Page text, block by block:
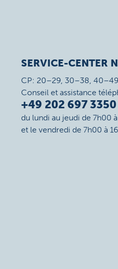
SERVICE-CENTER
CP: 20–29, 30–38,
Conseil et assistance
+49 202 697 3350
du lundi au jeudi de 7h00
et le vendredi de 7h00 à